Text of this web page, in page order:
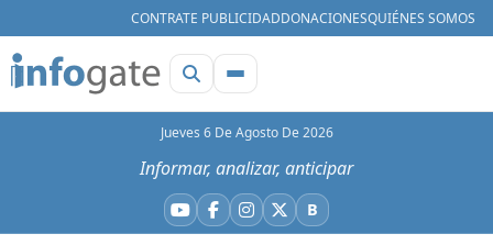
CONTRATE PUBLICIDADDONACIONESQUIÉNES SOMOS
Jueves 6 De Agosto De 2026
Informar, analizar, anticipar
YouTube
Facebook
Instagram
X BBluesky